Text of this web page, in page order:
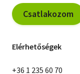
Csatlakozom
Elérhetőségek
+36 1 235 60 70